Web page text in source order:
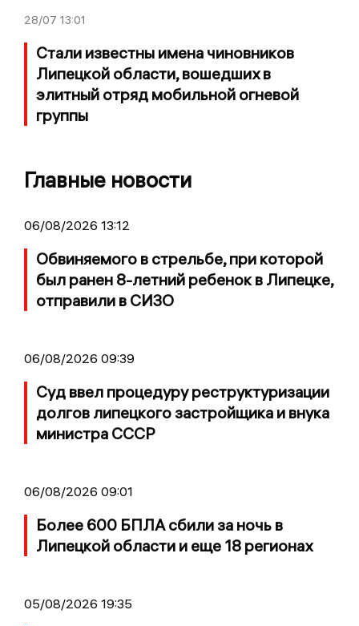
28/07 13:01
Стали известны имена чиновников
Липецкой области, вошедших в
элитный отряд мобильной огневой
группы
Главные новости
06/08/2026 13:12
Обвиняемого в стрельбе, при которой
был ранен 8-летний ребенок в Липецке,
отправили в СИЗО
06/08/2026 09:39
Суд ввел процедуру реструктуризации
долгов липецкого застройщика и внука
министра СССР
06/08/2026 09:01
Более 600 БПЛА сбили за ночь в
Липецкой области и еще 18 регионах
05/08/2026 19:35